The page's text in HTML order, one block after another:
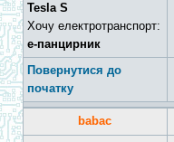
Tesla S
Хочу електротранспорт:
е-панцирник
Повернутися до
початку
babac